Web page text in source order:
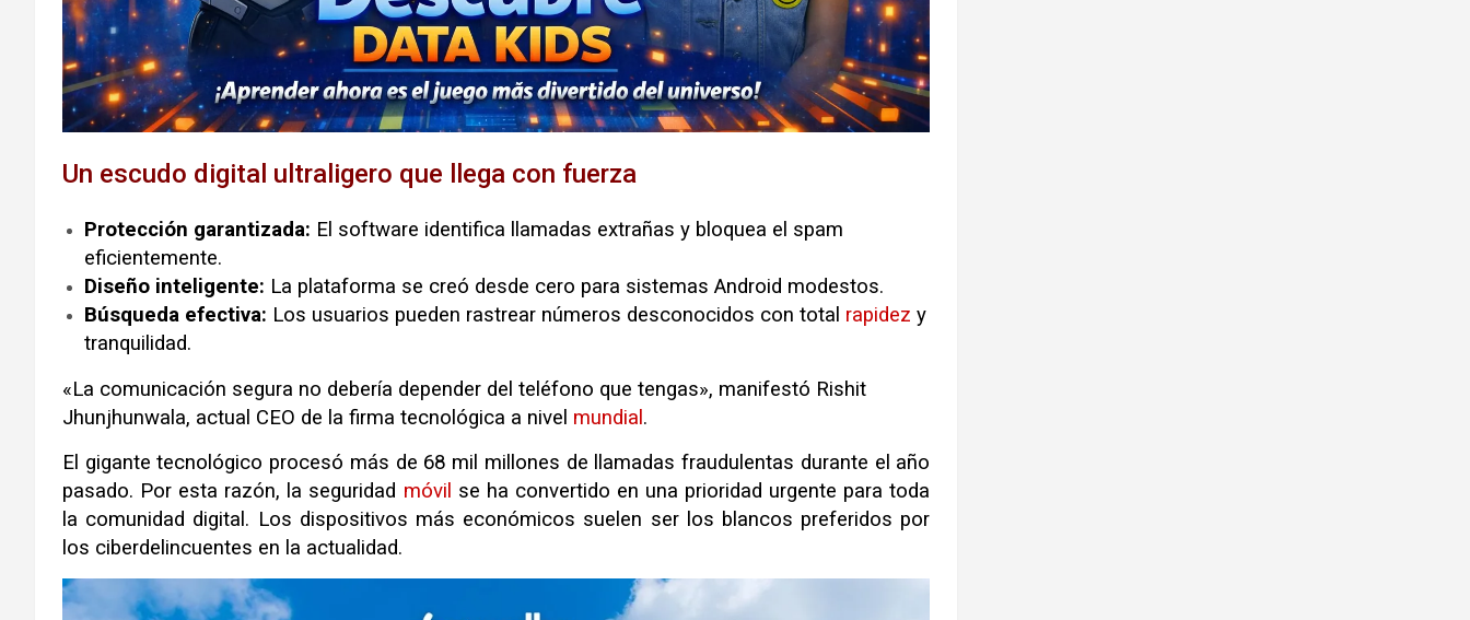
Un escudo digital ultraligero que llega con fuerza
Protección garantizada: El software identifica llamadas extrañas y bloquea el spam
eficientemente.
Diseño inteligente: La plataforma se creó desde cero para sistemas Android modestos.
Búsqueda efectiva: Los usuarios pueden rastrear números desconocidos con total rapidez y
tranquilidad.
«La comunicación segura no debería depender del teléfono que tengas», manifestó Rishit
Jhunjhunwala, actual CEO de la firma tecnológica a nivel mundial .
El gigante tecnológico procesó más de 68 mil millones de llamadas fraudulentas durante el año
pasado. Por esta razón, la seguridad móvil se ha convertido en una prioridad urgente para toda
la comunidad digital . Los dispositivos más económicos suelen ser los blancos preferidos por
los ciberdelincuentes en la actualidad.